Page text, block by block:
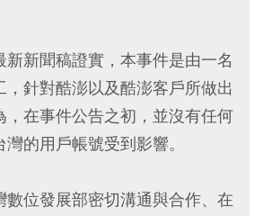
新新聞稿證實，本事件是由一名
，針對酷澎以及酷澎客戶所做出
，在事件公告之初，並沒有任何
的用戶帳號受到影響。
數位發展部密切溝通與合作、在